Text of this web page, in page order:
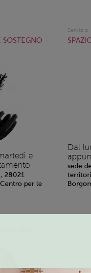
SOSTEGNO
e
28021
per le
Servizio
Dal
sede